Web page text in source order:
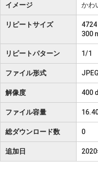
イメージ かわ
リピートサイズ
300
リピートパターン 1/1
ファイル形式 JPEG
解像度 400
ファイル容量
総ダウンロード数 0
追加日